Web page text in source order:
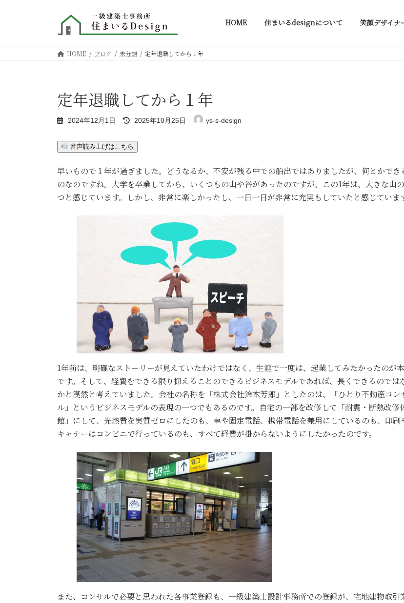
HOME 住まいるdesignについて 笑顔デザイナ
HOME ブログ 未分類 定年退職してから１年
定年退職してから１年
2024年12月1日
最
終
新
日
:
2025年10月25日 ys-s-design
音声読み上げはこちら
早いもので１年が過ぎました。どうなるか、不安が残る中での船出ではありましたが、何とかでき
のなのですね。大学を卒業してから、いくつもの山や谷があったのですが、この1年は、大きな山
つと感じています。しかし、非常に楽しかったし、一日一日が非常に充実もしていたと感じていま
1年前は、明確なストーリーが見えていたわけではなく、生涯で一度は、起業してみたかったのが
です。そして、経費をできる限り抑えることのできるビジネスモデルであれば、長くできるのでは
かと漠然と考えていました。会社の名称を「株式会社鈴木芳郎」としたのは、「ひとり不動産コン
ル」というビジネスモデルの表現の一つでもあるのです。自宅の一部を改修して「耐震・断熱改修
館」にして、光熱費を実質ゼロにしたのも、車や固定電話、携帯電話を兼用にしているのも、印刷
キャナーはコンビニで行っているのも、すべて経費が掛からないようにしたかったのです。
また、コンサルで必要と思われた各事業登録も、一級建築士設計事務所での登録が、宅地建物取引